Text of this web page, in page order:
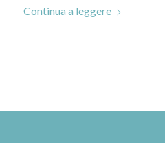
Continua a leggere